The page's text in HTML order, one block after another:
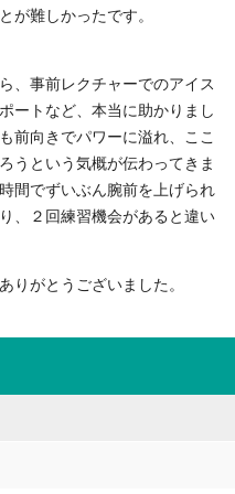
が難しかったです。
、事前レクチャーでのアイス
ートなど、本当に助かりまし
前向きでパワーに溢れ、ここ
うという気概が伝わってきま
間でずいぶん腕前を上げられ
、２回練習機会があると違い
りがとうございました。